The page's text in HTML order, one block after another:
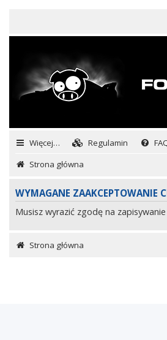
Więcej… Regulamin
Strona główna
WYMAGANE ZAAKCEPTOWANIE
Musisz wyrazić zgodę na
Strona główna